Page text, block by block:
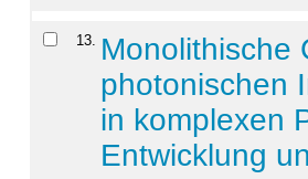
13
Monolithische
photonischen
in komplexen
Entwicklung